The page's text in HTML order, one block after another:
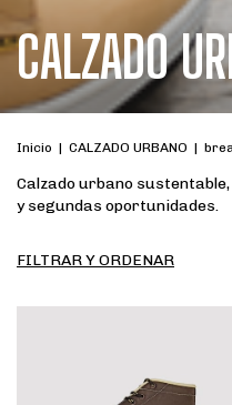
CALZADO
Inicio | CALZADO URBANO |
Calzado urbano
y segundas oportunidades.
FILTRAR Y ORDENAR